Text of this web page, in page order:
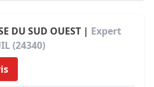
DU SUD OUEST | Expert
(24340)